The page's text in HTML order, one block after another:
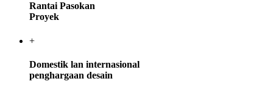
Rantai Pasokan
Proyek
+
Domestik lan internasional
penghargaan desain